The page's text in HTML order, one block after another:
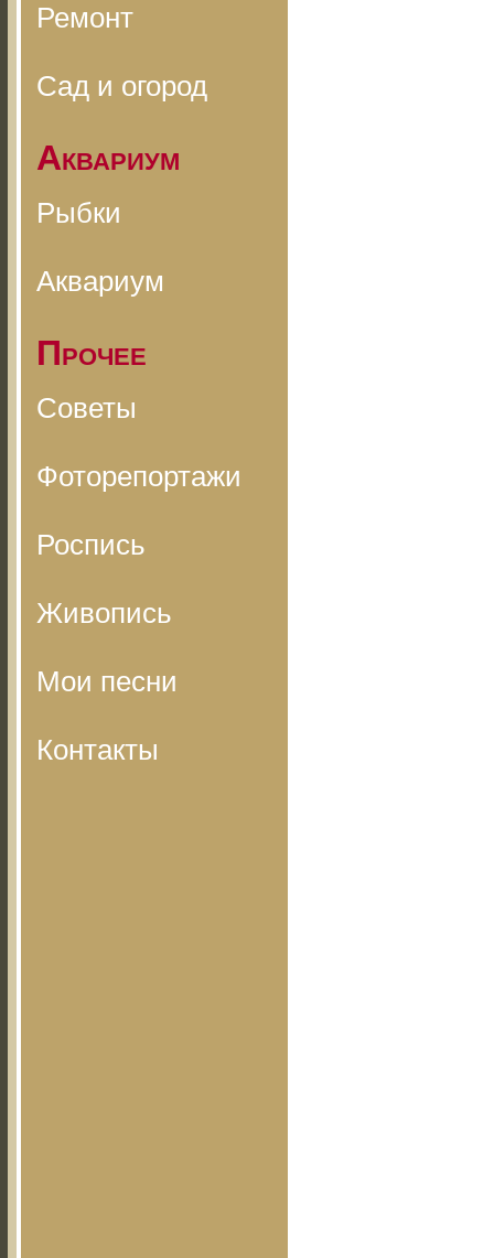
Ремонт
Сад и огород
Аквариум
Рыбки
Аквариум
Прочее
Советы
Фоторепортажи
Роспись
Живопись
Мои песни
Контакты